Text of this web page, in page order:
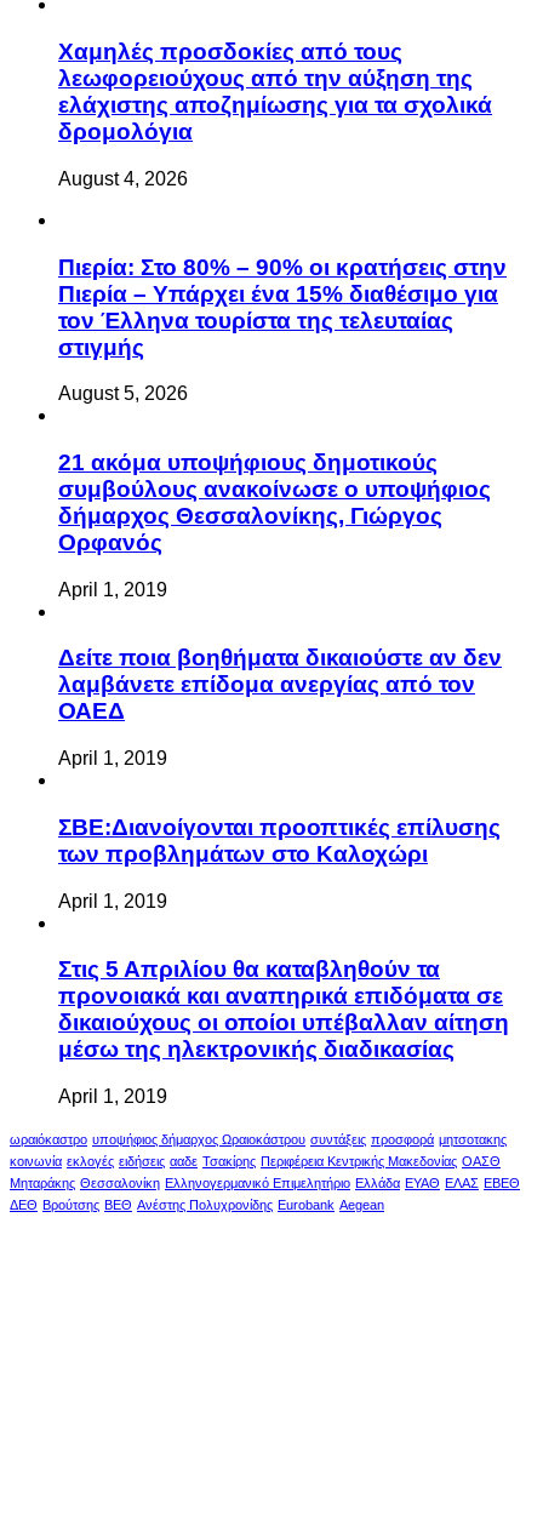
Χαμηλές προσδοκίες από τους
λεωφορειούχους από την αύξηση της
ελάχιστης αποζημίωσης για τα σχολικά
δρομολόγια
August 4, 2026
Πιερία: Στο 80% – 90% οι κρατήσεις στην
Πιερία – Υπάρχει ένα 15% διαθέσιμο για
τον Έλληνα τουρίστα της τελευταίας
στιγμής
August 5, 2026
21 ακόμα υποψήφιους δημοτικούς
συμβούλους ανακοίνωσε ο υποψήφιος
δήμαρχος Θεσσαλονίκης, Γιώργος
Ορφανός
April 1, 2019
Δείτε ποια βοηθήματα δικαιούστε αν δεν
λαμβάνετε επίδομα ανεργίας από τον
ΟΑΕΔ
April 1, 2019
ΣΒΕ:Διανοίγονται προοπτικές επίλυσης
των προβλημάτων στο Καλοχώρι
April 1, 2019
Στις 5 Απριλίου θα καταβληθούν τα
προνοιακά και αναπηρικά επιδόματα σε
δικαιούχους οι οποίοι υπέβαλλαν αίτηση
μέσω της ηλεκτρονικής διαδικασίας
April 1, 2019
ωραιόκαστρο υποψήφιος δήμαρχος Ωραιοκάστρου συντάξεις προσφορά μητσοτακης
κοινωνία εκλογές ειδήσεις ααδε Τσακίρης Περιφέρεια Κεντρικής Μακεδονίας ΟΑΣΘ
Μηταράκης Θεσσαλονίκη Ελληνογερμανικό Επιμελητήριο Ελλάδα ΕΥΑΘ ΕΛΑΣ ΕΒΕΘ
ΔΕΘ Βρούτσης ΒΕΘ Ανέστης Πολυχρονίδης Eurobank Aegean